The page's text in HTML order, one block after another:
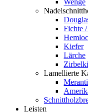
Fichte
Kiefer
Lärche
Lamellierte
Meranti
Leisten